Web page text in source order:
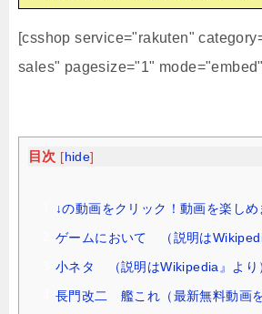
[csshop service="rakuten"
sales" pagesize="1"
目次 [ hide]
↓の動画をクリック！動画を楽しめ
ゲームにおいて （説明は
小ネタ （説明はWikipedia』より
長門改二 艦これ（最新無料動画